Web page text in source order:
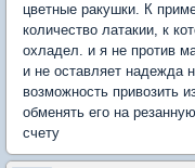
цветные ракушки. К
количество латакии, к
охладел. и я не против
и не оставляет надежда
возможность привозить
обменять его на
счету